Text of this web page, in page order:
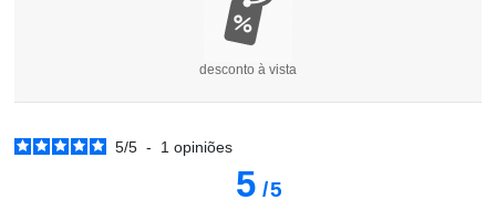
desconto à vista
5/5 - 1opiniões
5/5